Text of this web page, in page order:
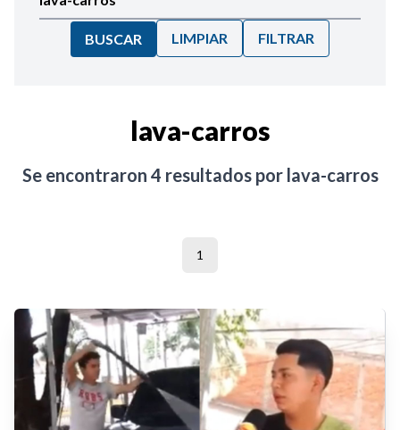
BUSCAR LIMPIAR FILTRAR
lava-carros
Se encontraron 4 resultados por lava-carros
1